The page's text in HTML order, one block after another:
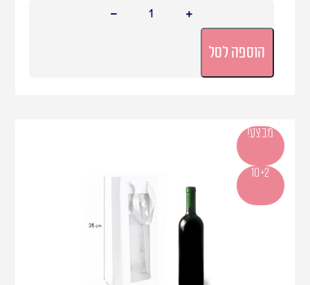
הוספה לסל
מבצע!
10+2